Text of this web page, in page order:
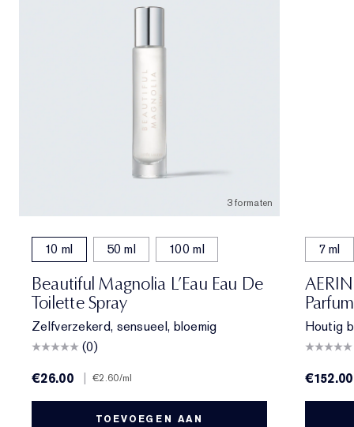
3 formaten
10 ml 50 ml 100 ml
Beautiful Magnolia L’Eau Eau De
Toilette Spray
Zelfverzekerd, sensueel, bloemig
(0)
€26.00
€2.60/ml
TOEVOEGEN AAN
7 ml
Houtig
€152.00